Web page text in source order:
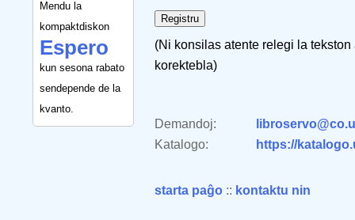
Mendu la
kompaktdiskon
Espero
kun sesona rabato
sendepende de la
kvanto.
(Ni konsilas atente relegi la
korektebla)
Demandoj:
Katalogo:
https://
starta paĝo :: kontaktu nin